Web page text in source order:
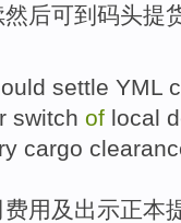
然后可到 码头提
settle YML
switch of local
cargo
费用 及 出示正本